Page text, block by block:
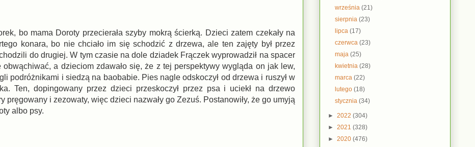
bo mama Doroty przecierała szyby mokrą ścierką. Dzieci zatem czekały na
konara, bo nie chciało im się schodzić z drzewa, ale ten zajęty był przez
do drugiej. W tym czasie na dole dziadek Frączek wyprowadził na spacer
obwąchiwać, a dzieciom zdawało się, że z tej perspektywy wygląda on jak lew,
podróżnikami i siedzą na baobabie. Pies nagle odskoczył od drzewa i ruszył w
Ten, dopingowany przez dzieci przeskoczył przez psa i uciekł na drzewo
pręgowany i zezowaty, więc dzieci nazwały go Zezuś. Postanowiły, że go umyją
albo psy.
września(21)
sierpnia(23)
lipca(17)
czerwca(23)
maja(25)
kwietnia(28)
marca(22)
lutego(18)
stycznia(34)
► 2022 (304)
► 2021 (328)
► 2020 (476)